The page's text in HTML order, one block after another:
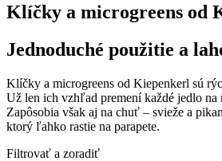
Klíčky a microgreens od
Jednoduché použitie a
Klíčky a microgreens od Kiepenkerl sú
Už len ich vzhľad premení každé jedlo na
Zapôsobia však aj na chuť – svieže a
ktorý ľahko rastie na parapete.
Filtrovať a zoradiť